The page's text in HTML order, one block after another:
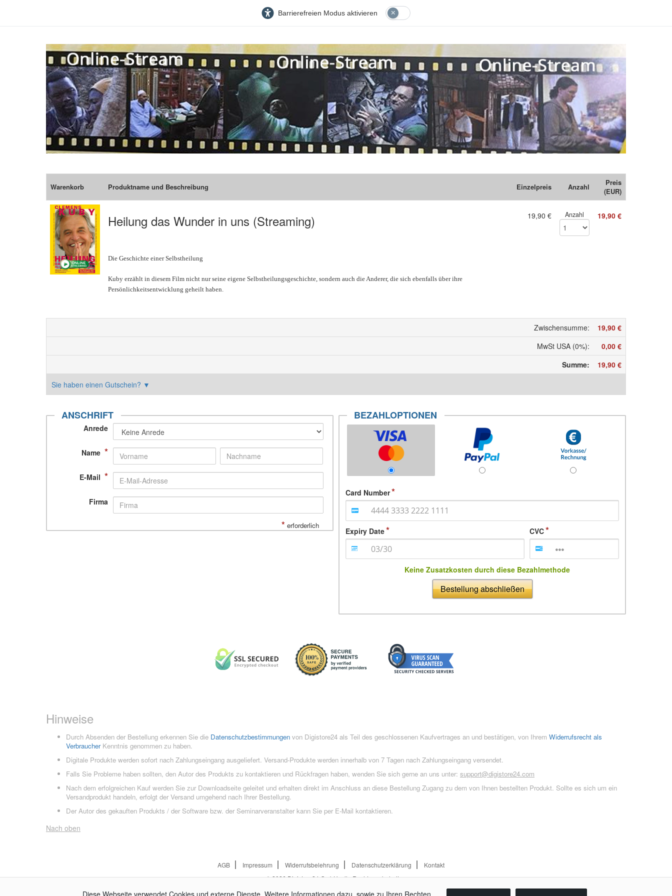
Barrierefreien Modus aktivieren
Warenkorb Produktname und Beschreibung Einzelpreis Anzahl
Preis
(EUR)
Heilung das Wunder in uns (Streaming)
Die Geschichte einer Selbstheilung
Kuby erzählt in diesem Film nicht nur seine eigene Selbstheilungsgeschichte, sondern auch die Anderer, die sich ebenfalls über ihre
Persönlichkeitsentwicklung geheilt haben.
19,90 € Anzahl 19,90 €
Zwischensumme:
19,90 €
MwSt USA (0%):
0,00 €
Summe:
19,90 €
Sie haben einen Gutschein? ▼
ANSCHRIFT
Anrede
Name *
E-Mail *
Firma
* erforderlich
BEZAHLOPTIONEN
Card Number
Expiry Date CVC
Keine Zusatzkosten durch diese Bezahlmethode
Bestellung abschließen
Hinweise
Durch Absenden der Bestellung erkennen Sie die Datenschutzbestimmungen von Digistore24 als Teil des geschlossenen Kaufvertrages an und bestätigen, von Ihrem Widerrufsrecht als
VerbraucherKenntnis genommen zu haben.
Digitale Produkte werden sofort nach Zahlungseingang ausgeliefert. Versand-Produkte werden innerhalb von 7 Tagen nach Zahlungseingang versendet.
Falls Sie Probleme haben sollten, den Autor des Produkts zu kontaktieren und Rückfragen haben, wenden Sie sich gerne an uns unter: support@digistore24.com
Nach dem erfolgreichen Kauf werden Sie zur Downloadseite geleitet und erhalten direkt im Anschluss an diese Bestellung Zugang zu dem von Ihnen bestellten Produkt. Sollte es sich um ein
Versandprodukt handeln, erfolgt der Versand umgehend nach Ihrer Bestellung.
Der Autor des gekauften Produkts / der Software bzw. der Seminarveranstalter kann Sie per E-Mail kontaktieren.
Nach oben
AGB Impressum Widerrufsbelehrung Datenschutzerklärung
Kontakt
© 2026Digistore24 GmbH, alle Rechte vorbehalten